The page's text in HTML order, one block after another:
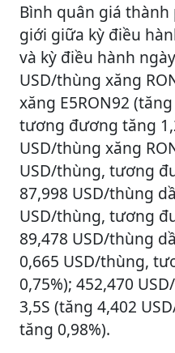
Bình quân giá
giới giữa kỳ điều
và kỳ điều hành
USD/thùng xăng
xăng E5RON92
tương đương tăng
USD/thùng xăng
USD/thùng, tương
87,998 USD/thùng
USD/thùng, tương
89,478 USD/thùng
0,665 USD/thùng,
0,75%); 452,470
3,5S (tăng 4,402
tăng 0,98%).